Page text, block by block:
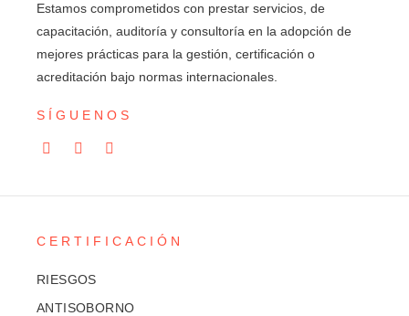
Estamos comprometidos con prestar servicios, de
capacitación, auditoría y consultoría en la adopción de
mejores prácticas para la gestión, certificación o
acreditación bajo normas internacionales.
SÍGUENOS
CERTIFICACIÓN
RIESGOS
ANTISOBORNO